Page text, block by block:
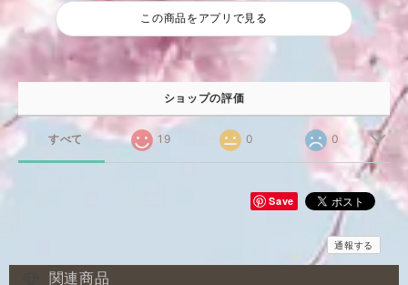
この商品をアプリで見る
ショップの評価
すべて 19 0 0
Save
通報する
関連商品